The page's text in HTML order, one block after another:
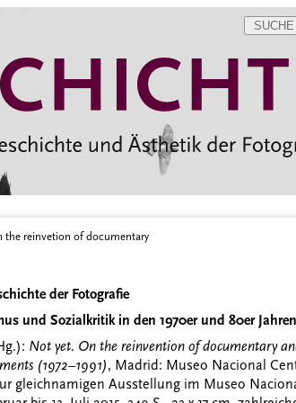
the reinvetion of documentary
der Fotografie
und Sozialkritik in den 1970er und 80er Jahren
Not yet. On the reinvention of documentary
(1972–1991), Madrid: Museo Nacional
gleichnamigen Ausstellung im Museo